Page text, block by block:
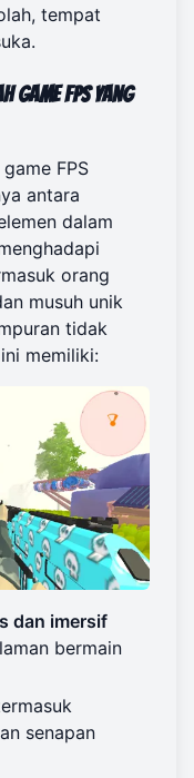
tempat
FPS yang
FPS
antara
dalam
orang
musuh unik
tidak
memiliki:
dan imersif
bermain
senapan